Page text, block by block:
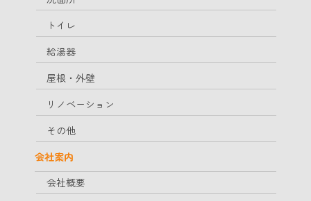
トイレ
給湯器
屋根・外壁
リノベーション
その他
会社案内
会社概要